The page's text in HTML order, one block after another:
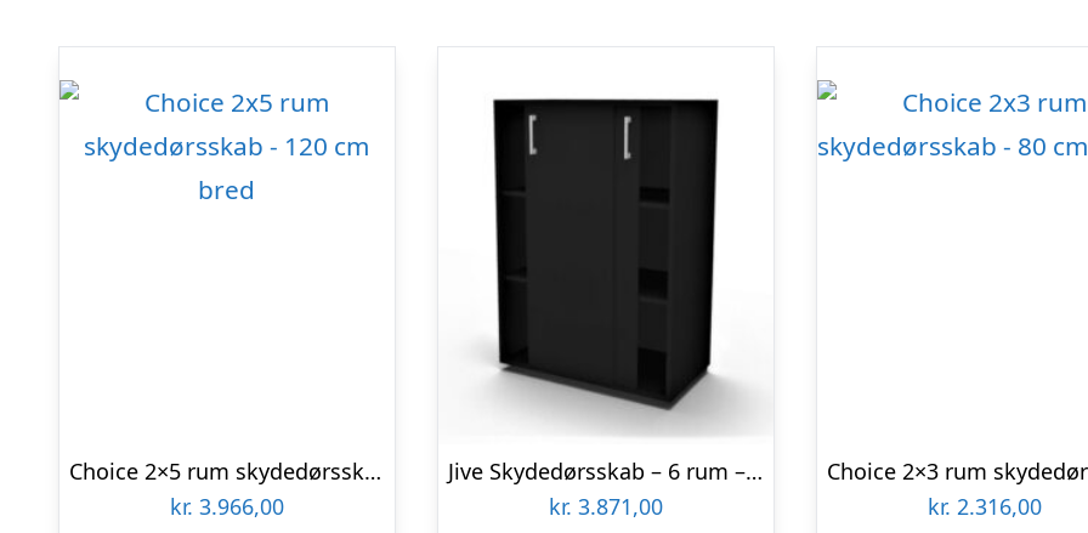
Choice 2×5 rum skydedørsskab – 120 cm bred
kr. 3.966,00
Jive Skydedørsskab – 6 rum – 78 cm bred
kr. 3.871,00
kr. 2.316,00